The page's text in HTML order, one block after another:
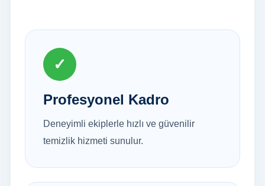
✓
Profesyonel Kadro
Deneyimli ekiplerle hızlı ve güvenilir
temizlik hizmeti sunulur.